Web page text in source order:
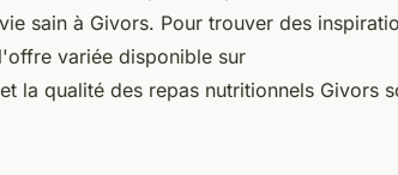
sain à Givors. Pour trouver des
variée disponible sur
la qualité des repas nutritionnels Givors